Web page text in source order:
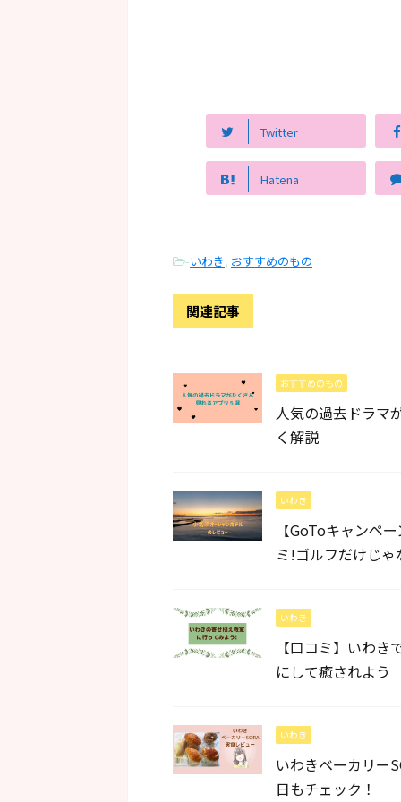
Twitter
Hatena
-いわき, おすすめのもの
関連記事
おすすめのもの
人気の過去ドラマ
く解説
いわき
【GoToキャンペ
ミ!ゴルフだけじ
いわき
【口コミ】いわ
にして癒されよう
いわき
いわきベーカリー
日もチェック！